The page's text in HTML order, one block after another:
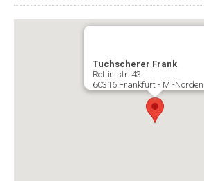
Tuchscherer Frank
Rotlintstr. 43
60316 Frankfurt - M.-